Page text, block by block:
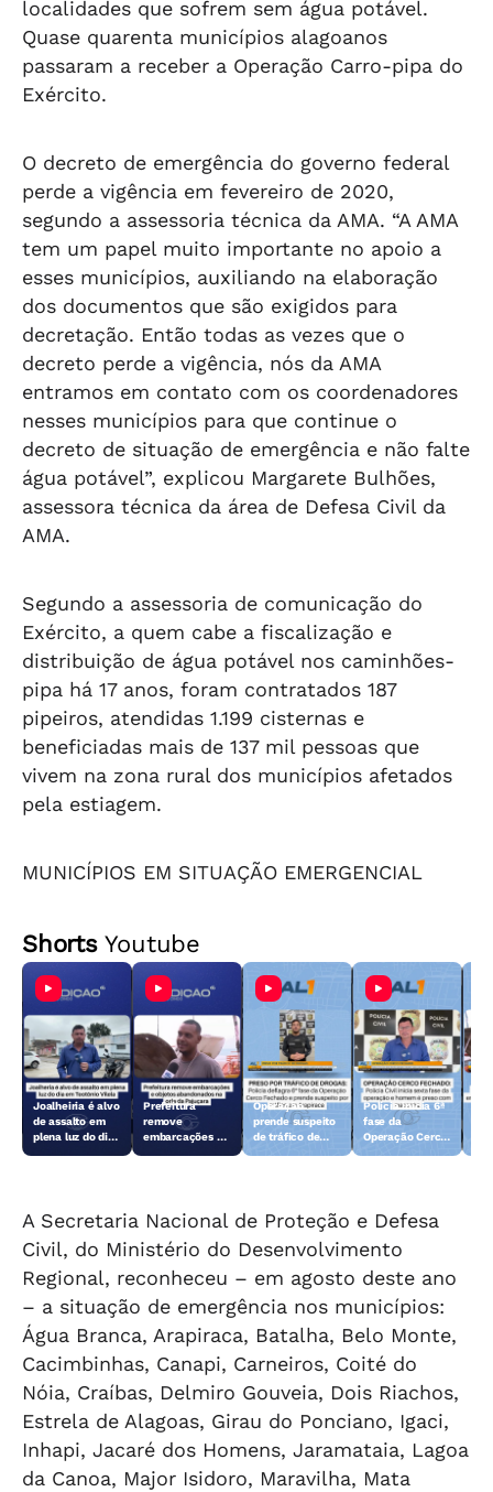
localidades que sofrem sem água potável.
Quase quarenta municípios alagoanos
passaram a receber a Operação Carro-pipa do
Exército.
O decreto de emergência do governo federal
perde a vigência em fevereiro de 2020,
segundo a assessoria técnica da AMA. “A AMA
tem um papel muito importante no apoio a
esses municípios, auxiliando na elaboração
dos documentos que são exigidos para
decretação. Então todas as vezes que o
decreto perde a vigência, nós da AMA
entramos em contato com os coordenadores
nesses municípios para que continue o
decreto de situação de emergência e não falte
água potável”, explicou Margarete Bulhões,
assessora técnica da área de Defesa Civil da
AMA.
Segundo a assessoria de comunicação do
Exército, a quem cabe a fiscalização e
distribuição de água potável nos caminhões-
pipa há 17 anos, foram contratados 187
pipeiros, atendidas 1.199 cisternas e
beneficiadas mais de 137 mil pessoas que
vivem na zona rural dos municípios afetados
pela estiagem.
MUNICÍPIOS EM SITUAÇÃO EMERGENCIAL
ShortsYoutube
Joalheiria é alvo
de assalto em
plena luz do dia
Prefeitura
remove
embarcações e
Operação
prende suspeito
de tráfico de
Polícia inicia 6ª
fase da
Operação Cerco
A Secretaria Nacional de Proteção e Defesa
Civil, do Ministério do Desenvolvimento
Regional, reconheceu – em agosto deste ano
– a situação de emergência nos municípios:
Água Branca, Arapiraca, Batalha, Belo Monte,
Cacimbinhas, Canapi, Carneiros, Coité do
Nóia, Craíbas, Delmiro Gouveia, Dois Riachos,
Estrela de Alagoas, Girau do Ponciano, Igaci,
Inhapi, Jacaré dos Homens, Jaramataia, Lagoa
da Canoa, Major Isidoro, Maravilha, Mata